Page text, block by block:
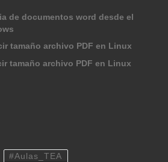
de documentos word desde el
tamaño archivo PDF en Linux
tamaño archivo PDF en Linux
#Aulas_TEA